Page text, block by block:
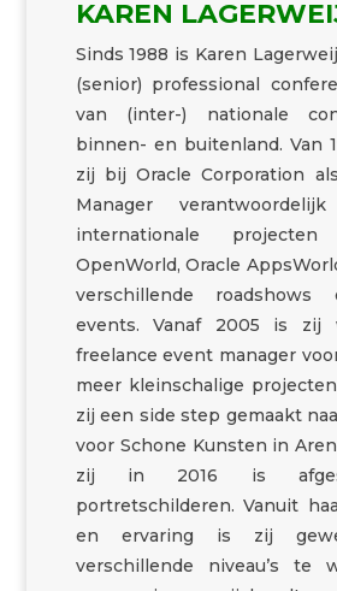
KAREN
Sinds 1988 is Karen
(senior) professional
van (inter-) nationale
binnen- en buitenland. Van
zij bij Oracle Corporation
Manager
internationale
OpenWorld, Oracle
verschillende roadshows
events.Vanaf 2005 is zij
freelance event manager
meer kleinschalige
zij een side step gemaakt
voor Schone Kunsten in
zij in 2016 is
portretschilderen.Vanuit
en ervaring is zij
verschillende niveau’s te